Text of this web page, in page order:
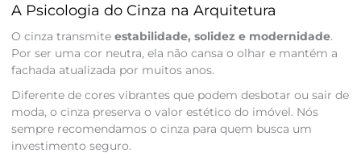
A Psicologia do Cinza na Arquitetura
O cinza transmite estabilidade, solidez e modernidade.
Por ser uma cor neutra, ela não cansa o olhar e mantém a
fachada atualizada por muitos anos.
Diferente de cores vibrantes que podem desbotar ou sair de
moda, o cinza preserva o valor estético do imóvel. Nós
sempre recomendamos o cinza para quem busca um
investimento seguro.